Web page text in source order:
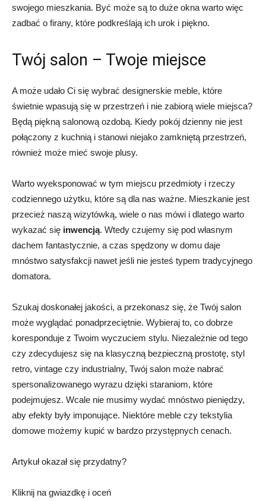
swojego mieszkania. Być może są to duże okna warto więc
zadbać o firany, które podkreślają ich urok i piękno.
Twój salon – Twoje miejsce
A może udało Ci się wybrać designerskie meble, które
świetnie wpasują się w przestrzeń i nie zabiorą wiele miejsca?
Będą piękną salonową ozdobą. Kiedy pokój dzienny nie jest
połączony z kuchnią i stanowi niejako zamkniętą przestrzeń,
również może mieć swoje plusy.
Warto wyeksponować w tym miejscu przedmioty i rzeczy
codziennego użytku, które są dla nas ważne. Mieszkanie jest
przecież naszą wizytówką, wiele o nas mówi i dlatego warto
wykazać się inwencją. Wtedy czujemy się pod własnym
dachem fantastycznie, a czas spędzony w domu daje
mnóstwo satysfakcji nawet jeśli nie jesteś typem tradycyjnego
domatora.
Szukaj doskonałej jakości, a przekonasz się, że Twój salon
może wyglądać ponadprzeciętnie. Wybieraj to, co dobrze
koresponduje z Twoim wyczuciem stylu. Niezależnie od tego
czy zdecydujesz się na klasyczną bezpieczną prostotę, styl
retro, vintage czy industrialny, Twój salon może nabrać
spersonalizowanego wyrazu dzięki staraniom, które
podejmujesz. Wcale nie musimy wydać mnóstwo pieniędzy,
aby efekty były imponujące. Niektóre meble czy tekstylia
domowe możemy kupić w bardzo przystępnych cenach.
Artykuł okazał się przydatny?
Kliknij na gwiazdkę i oceń